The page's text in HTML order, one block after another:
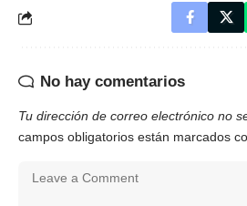
No hay comentarios
Tu dirección de correo electrónico no
campos obligatorios están marcados